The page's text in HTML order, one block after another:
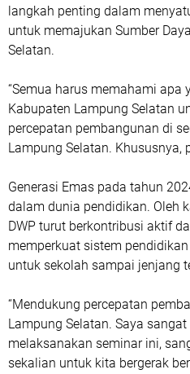
langkah penting dalam
untuk memajukan Sumber
Selatan.
“Semua harus memahami apa
Kabupaten Lampung Selatan
percepatan pembangunan di
Lampung Selatan. Khususnya,
Generasi Emas pada tahun
dalam dunia pendidikan. Oleh
DWP turut berkontribusi aktif
memperkuat sistem
untuk sekolah sampai jenjang
“Mendukung percepatan
Lampung Selatan. Saya
melaksanakan seminar ini,
sekalian untuk kita bergerak